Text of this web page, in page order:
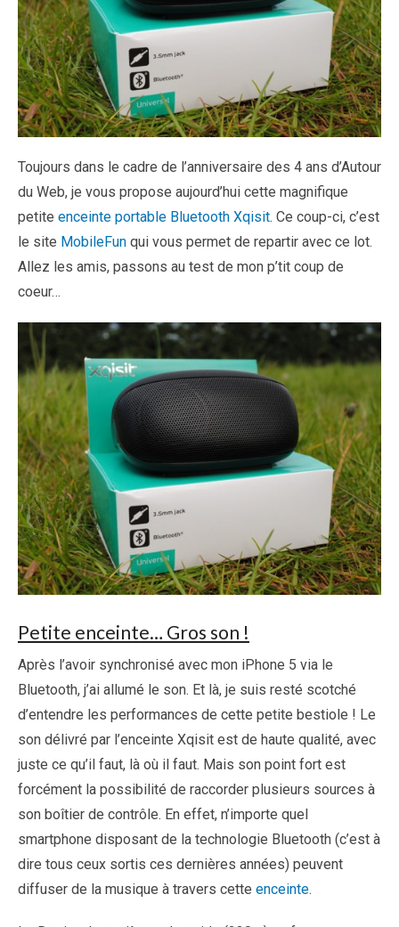
Toujours dans le cadre de l’anniversaire des 4 ans d’Autour
du Web, je vous propose aujourd’hui cette magnifique
petite enceinte portable Bluetooth Xqisit. Ce coup-ci, c’est
le site MobileFun qui vous permet de repartir avec ce lot.
Allez les amis, passons au test de mon p’tit coup de
coeur…
Petite enceinte… Gros son !
Après l’avoir synchronisé avec mon iPhone 5 via le
Bluetooth, j’ai allumé le son. Et là, je suis resté scotché
d’entendre les performances de cette petite bestiole ! Le
son délivré par l’enceinte Xqisit est de haute qualité, avec
juste ce qu’il faut, là où il faut. Mais son point fort est
forcément la possibilité de raccorder plusieurs sources à
son boîtier de contrôle. En effet, n’importe quel
smartphone disposant de la technologie Bluetooth (c’est à
dire tous ceux sortis ces dernières années) peuvent
diffuser de la musique à travers cette enceinte.